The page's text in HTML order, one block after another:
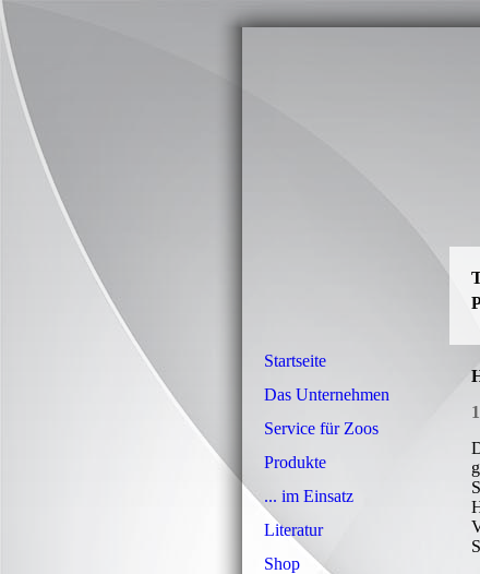
Startseite
Das Unternehmen
Service für Zoos
Produkte
... im Einsatz
Literatur
Shop